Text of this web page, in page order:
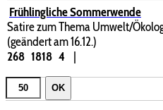
Frühlingliche Sommerwende
Satire zum Thema Umwelt/
(geändert am 16.12.)
268 1818 4 |
OK